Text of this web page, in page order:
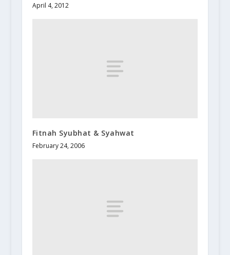
April 4, 2012
Fitnah Syubhat & Syahwat
February 24, 2006